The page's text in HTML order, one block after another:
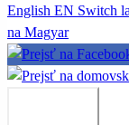
English EN Switch
na Magyar